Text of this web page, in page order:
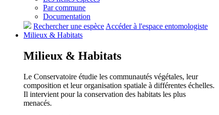
Par commune
Documentation
Rechercher une espèce Accéder à l'espace entomologiste
Milieux & Habitats
Milieux & Habitats
Le Conservatoire étudie les communautés végétales, leur
composition et leur organisation spatiale à différentes échelles.
Il intervient pour la conservation des habitats les plus
menacés.